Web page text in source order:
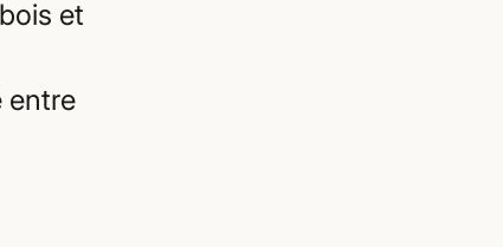
et
entre